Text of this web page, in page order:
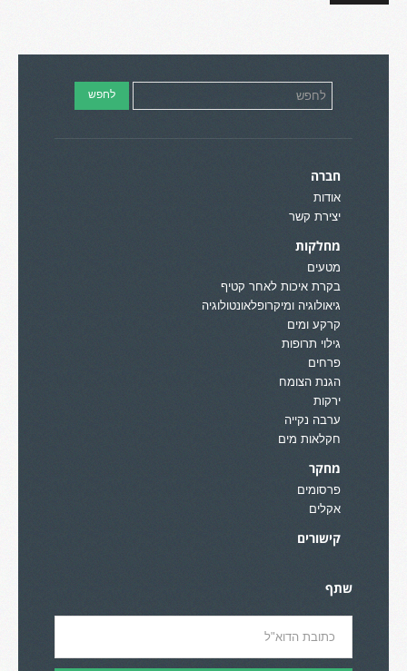
חברה
אודות
יצירת קשר
מחלקות
מטעים
בקרת איכות לאחר קטיף
גיאולוגיה ומיקרופלאונטולוגיה
קרקע ומים
גילוי תרופות
פרחים
הגנת הצומח
ירקות
ערבה נקייה
חקלאות מים
מחקר
פרסומים
אקלים
קישורים
שתף